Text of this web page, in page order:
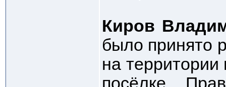
Киров
было принято
на
посёлке